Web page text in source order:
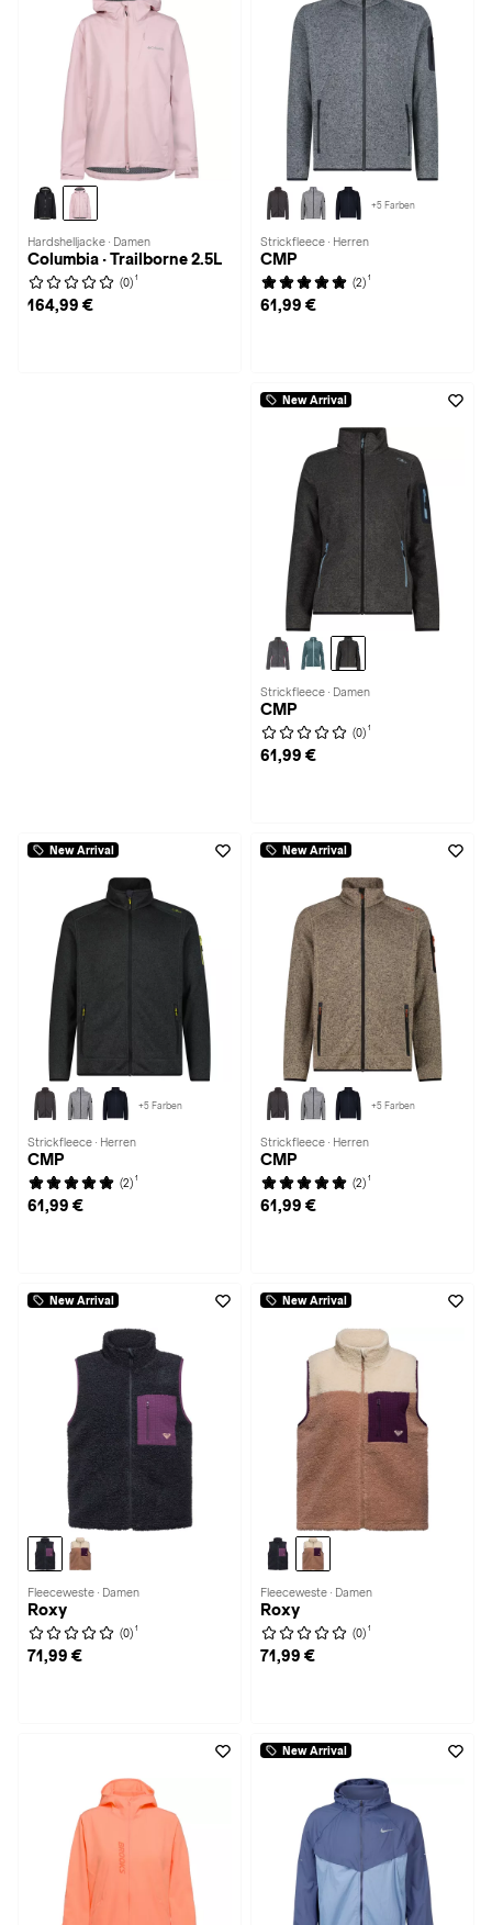
Hardshelljacke · Damen
Columbia · Trailborne 2.5L
(0) 1
164,99 €
+5 Farben
Strickfleece · Herren
CMP
(2) 1
61,99 €
New Arrival
Strickfleece · Damen
CMP
(0) 1
61,99 €
New Arrival
+5 Farben
Strickfleece · Herren
CMP
(2) 1
61,99 €
New Arrival
+5 Farben
Strickfleece · Herren
CMP
(2) 1
61,99 €
New Arrival
Fleeceweste · Damen
Roxy
(0) 1
71,99 €
New Arrival
Fleeceweste · Damen
Roxy
(0) 1
71,99 €
New Arrival